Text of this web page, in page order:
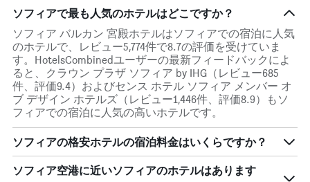
ソフィアで最も人気のホテルはどこですか？
ソフィア バルカン 宮殿ホテルはソフィアでの宿泊に人気
のホテルで、レビュー5,774件で8.7の評価を受けていま
す。HotelsCombinedユーザーの最新フィードバックによ
ると、クラウン プラザ ソフィア by IHG（レビュー685
件、評価9.4）およびセンス ホテル ソフィア メンバー オ
ブ デザイン ホテルズ（レビュー1,446件、評価8.9）もソ
フィアでの宿泊に人気の高いホテルです。
ソフィアの格安ホテルの宿泊料金はいくらですか？
ソフィア空港​に近いソフィア​のホテルはあります